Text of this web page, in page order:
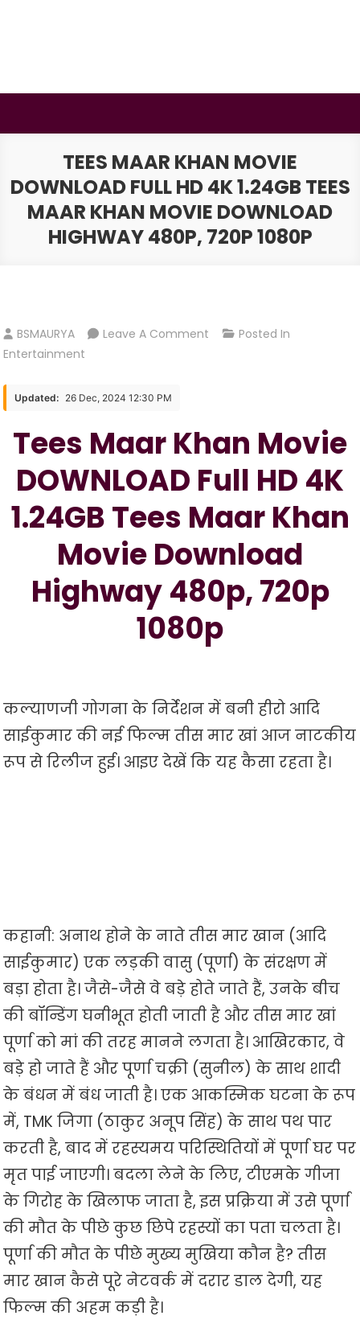
TEES MAAR KHAN MOVIE
DOWNLOAD FULL HD 4K 1.24GB TEES
MAAR KHAN MOVIE DOWNLOAD
HIGHWAY 480P, 720P 1080P
BSMAURYA Leave A Comment On
DOWNLOAD
Full
HD
4K
1.24GB
Maar
Movie
Download
Highway
1080p
Posted In
Entertainment
Updated: 26 Dec, 2024 12:30 PM
Tees Maar Khan Movie
DOWNLOAD Full HD 4K
1.24GB Tees Maar Khan
Movie Download
Highway 480p, 720p
1080p
कल्याणजी गोगना के निर्देशन में बनी हीरो आदि
साईकुमार की नई फिल्म तीस मार खां आज नाटकीय
रूप से रिलीज हुई। आइए देखें कि यह कैसा रहता है।
कहानी: अनाथ होने के नाते तीस मार खान (आदि
साईकुमार) एक लड़की वासु (पूर्णा) के संरक्षण में
बड़ा होता है। जैसे-जैसे वे बड़े होते जाते हैं, उनके बीच
की बॉन्डिंग घनीभूत होती जाती है और तीस मार खां
पूर्णा को मां की तरह मानने लगता है। आखिरकार, वे
बड़े हो जाते हैं और पूर्णा चक्री (सुनील) के साथ शादी
के बंधन में बंध जाती है। एक आकस्मिक घटना के रूप
में, TMK जिगा (ठाकुर अनूप सिंह) के साथ पथ पार
करती है, बाद में रहस्यमय परिस्थितियों में पूर्णा घर पर
मृत पाई जाएगी। बदला लेने के लिए, टीएमके गीजा
के गिरोह के खिलाफ जाता है, इस प्रक्रिया में उसे पूर्णा
की मौत के पीछे कुछ छिपे रहस्यों का पता चलता है।
पूर्णा की मौत के पीछे मुख्य मुखिया कौन है? तीस
मार खान कैसे पूरे नेटवर्क में दरार डाल देगी, यह
फिल्म की अहम कड़ी है।